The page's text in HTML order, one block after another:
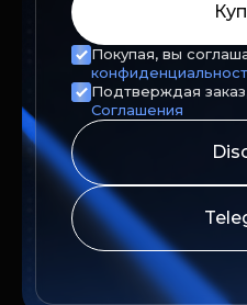
Покупая, вы
Подтверждая
Соглашения